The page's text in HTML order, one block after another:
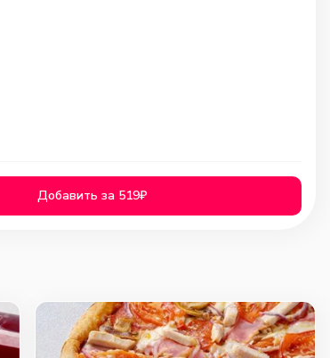
Добавить за 519₽